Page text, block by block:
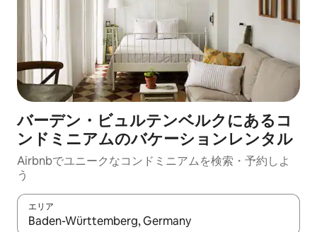
バーデン・ビュルテンベルクにあるコ
ンドミニアムのバケーションレンタル
Airbnbでユニークなコンドミニアムを検索・予約しよ
う
エリア
検索結果が表示されたら、上下の矢印キーを使って移動するか